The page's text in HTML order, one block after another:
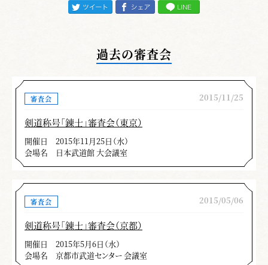
過去の審査会
審査会 2015/11/25
剣道称号「錬士」審査会（東京）
開催日
2015年11月25日（水）
会場名
日本武道館 大会議室
審査会 2015/05/06
剣道称号「錬士」審査会（京都）
開催日
2015年5月6日（水）
会場名
京都市武道センター 会議室